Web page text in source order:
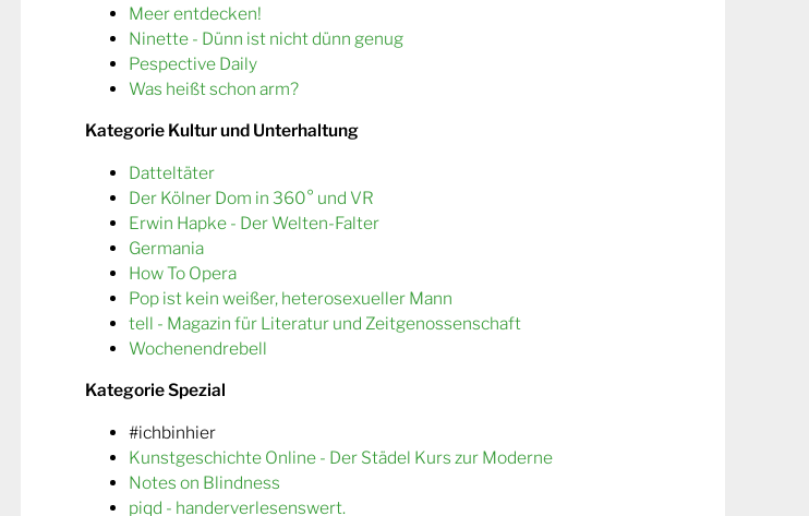
Meer entdecken!
Ninette - Dünn ist nicht dünn genug
Pespective Daily
Was heißt schon arm?
Kategorie Kultur und Unterhaltung
Datteltäter
Der Kölner Dom in 360° und VR
Erwin Hapke - Der Welten-Falter
Germania
How To Opera
Pop ist kein weißer, heterosexueller Mann
tell - Magazin für Literatur und Zeitgenossenschaft
Wochenendrebell
Kategorie Spezial
#ichbinhier
Kunstgeschichte Online - Der Städel Kurs zur Moderne
Notes on Blindness
piqd - handerverlesenswert.